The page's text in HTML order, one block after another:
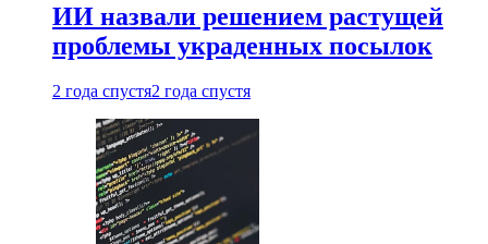
ИИ назвали решением растущей
проблемы украденных посылок
2 года спустя2 года спустя